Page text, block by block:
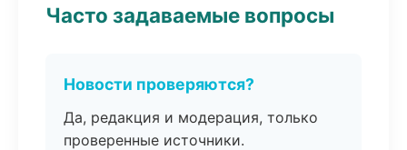
Часто задаваемые вопросы
Новости проверяются?
Да, редакция и модерация, только
проверенные источники.